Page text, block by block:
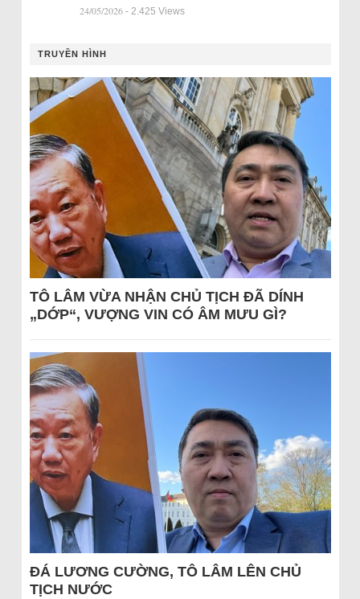
24/05/2026 - 2.425 Views
TRUYỀN HÌNH
TÔ LÂM VỪA NHẬN CHỦ TỊCH ĐÃ DÍNH
„DỚP“, VƯỢNG VIN CÓ ÂM MƯU GÌ?
ĐÁ LƯƠNG CƯỜNG, TÔ LÂM LÊN CHỦ
TỊCH NƯỚC